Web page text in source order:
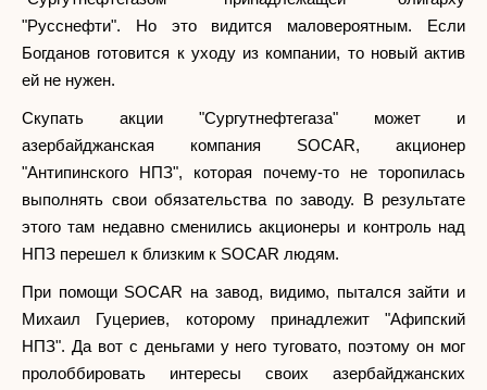
"Русснефти". Но это видится маловероятным. Если
Богданов готовится к уходу из компании, то новый актив
ей не нужен.
Скупать акции "Сургутнефтегаза" может и
азербайджанская компания SOCAR, акционер
"Антипинского НПЗ", которая почему-то не торопилась
выполнять свои обязательства по заводу. В результате
этого там недавно сменились акционеры и контроль над
НПЗ перешел к близким к SOCAR людям.
При помощи SOCAR на завод, видимо, пытался зайти и
Михаил Гуцериев, которому принадлежит "Афипский
НПЗ". Да вот с деньгами у него туговато, поэтому он мог
пролоббировать интересы своих азербайджанских